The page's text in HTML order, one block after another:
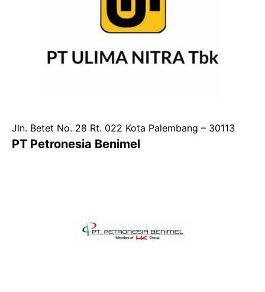
Jln. Betet No. 28 Rt. 022 Kota Palembang – 30113
PT Petronesia Benimel